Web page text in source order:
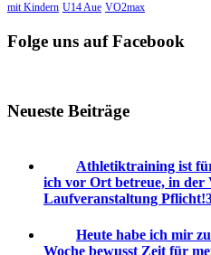
mit Kindern U14 Aue VO2max
Folge uns auf Facebook
Neueste Beiträge
Athletiktraining ist
ich vor Ort betreue, in der
Laufveranstaltung Pflicht!
Heute habe ich mir
Woche bewusst Zeit für